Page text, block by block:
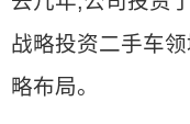
战略投资二手车
略布局。